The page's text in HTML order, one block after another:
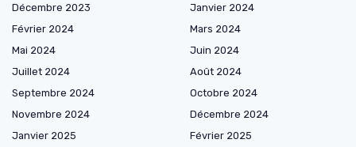
Décembre 2023
Janvier 2024
Février 2024
Mars 2024
Mai 2024
Juin 2024
Juillet 2024
Août 2024
Septembre 2024
Octobre 2024
Novembre 2024
Décembre 2024
Janvier 2025
Février 2025